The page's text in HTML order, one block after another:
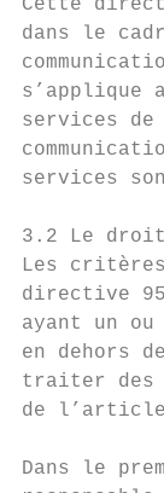
Cette
dans le
s’applique
services de
services
3.2 Le
Les
directive
ayant un
en dehors
traiter des
de
Dans le